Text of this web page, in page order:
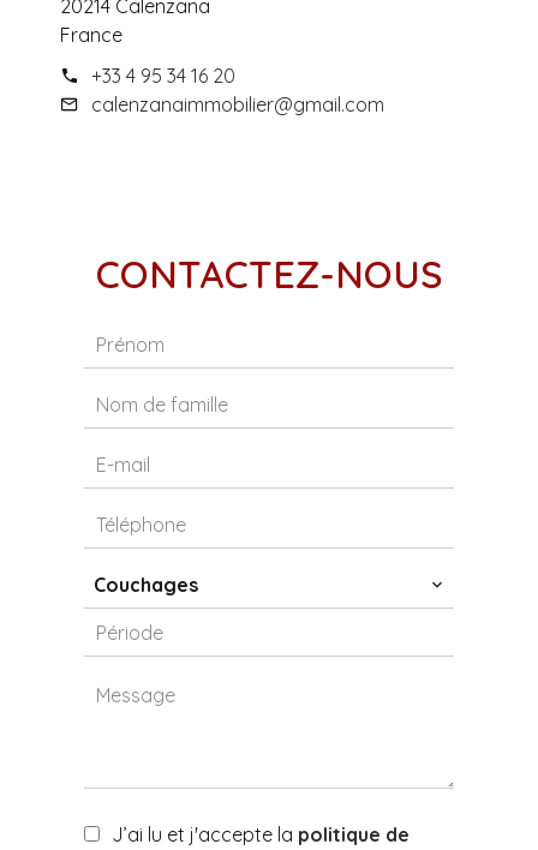
20214 Calenzana
France
+33 4 95 34 16 20
calenzanaimmobilier@gmail.com
CONTACTEZ-NOUS
Couchages
J’ai lu et j'accepte la politique de